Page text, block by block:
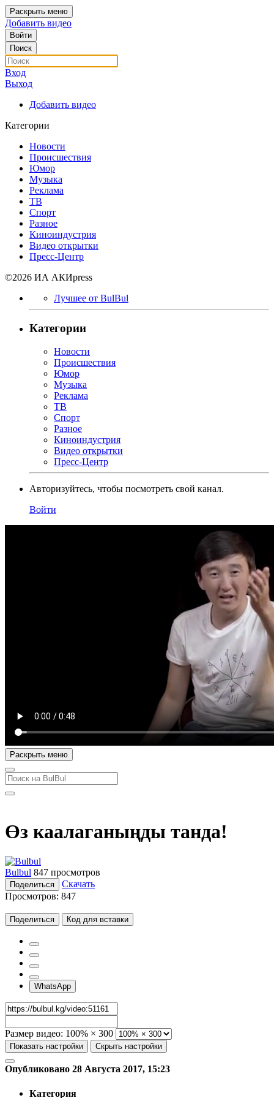
Раскрыть меню
Добавить видео
Войти
Поиск
Вход
Выход
Добавить видео
Категории
Новости
Происшествия
Юмор
Музыка
Реклама
ТВ
Спорт
Разное
Киноиндустрия
Видео открытки
Пресс-Центр
©2026 ИА АКИpress
Лучшее от BulBul
Категории
Новости
Происшествия
Юмор
Музыка
Реклама
ТВ
Спорт
Разное
Киноиндустрия
Видео открытки
Пресс-Центр
Авторизуйтесь, чтобы посмотреть свой канал.
Войти
Раскрыть меню
Өз каалаганыңды танда!
Bulbul 847 просмотров
Поделиться
Скачать
Просмотров: 847
Поделиться Код для вставки
WhatsApp
Размер видео: 100% × 300
Показать настройки Скрыть настройки
Опубликовано 28 Августа 2017, 15:23
Категория